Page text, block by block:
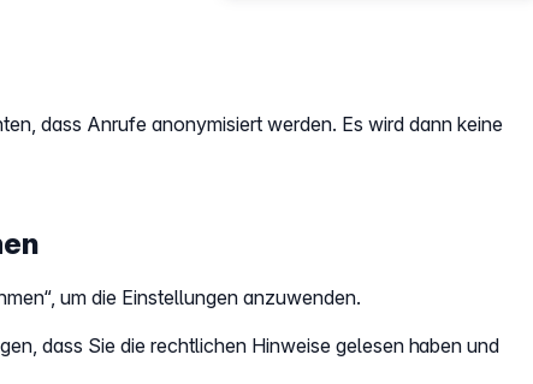
dass Anrufe anonymisiert werden. Es wird dann keine
um die Einstellungen anzuwenden.
dass Sie die rechtlichen Hinweise gelesen haben und